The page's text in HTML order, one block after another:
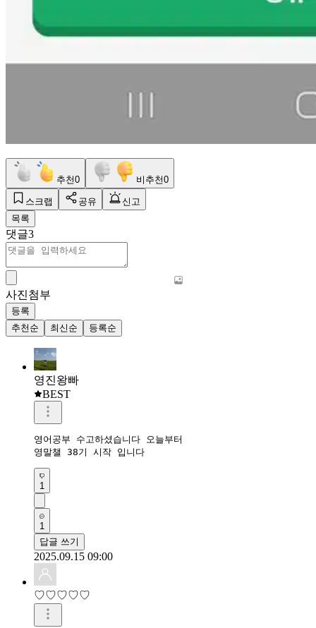
추천0 비추천0
스크랩 공유
신고
목록
댓글3
사진첨부
등록
추천순
최신순 등록순
영진왕빠
BEST
영어공부 수고하셨습니다 오늘부터
영말챌 38기 시작 입니다
1
1
답글 쓰기
2025.09.15 09:00
♡♡♡♡♡